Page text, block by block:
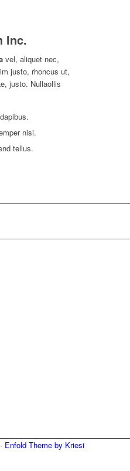
Inc.
vel, aliquet nec,
justo, rhoncus ut,
justo. Nullaollis
nisi.
tellus.
Enfold Theme by Kriesi